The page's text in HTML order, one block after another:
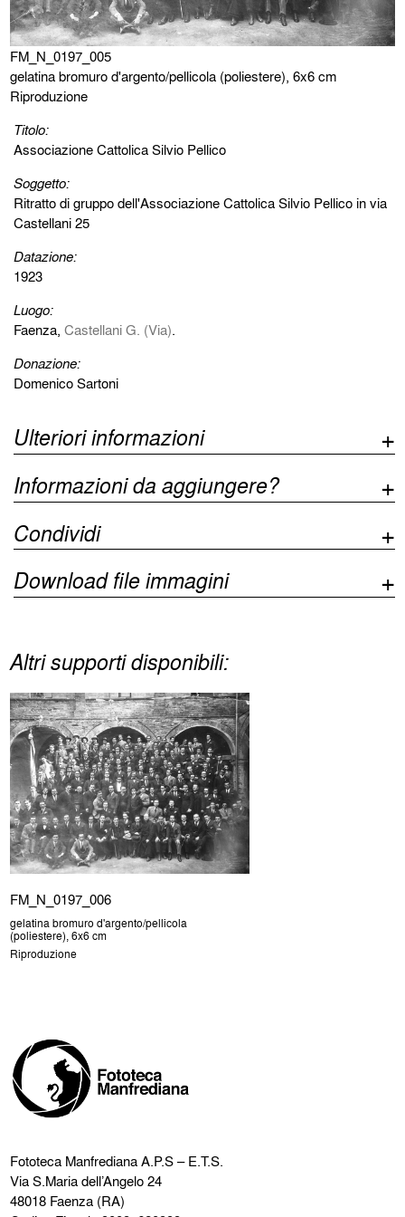
FM_N_0197_005
gelatina bromuro d'argento/pellicola (poliestere), 6x6 cm
Riproduzione
Titolo:
Associazione Cattolica Silvio Pellico
Soggetto:
Ritratto di gruppo dell'Associazione Cattolica Silvio Pellico in via
Castellani 25
Datazione:
1923
Luogo:
Faenza,Castellani G. (Via).
Donazione:
Domenico Sartoni
Ulteriori informazioni
Informazioni da aggiungere?
Condividi
Download file immagini
Altri supporti disponibili:
FM_N_0197_006
gelatina bromuro d'argento/pellicola
(poliestere), 6x6 cm
Riproduzione
Fototeca ManfredianaA.P.S – E.T.S.
Via S.Maria dell’Angelo 24
48018 Faenza (RA)